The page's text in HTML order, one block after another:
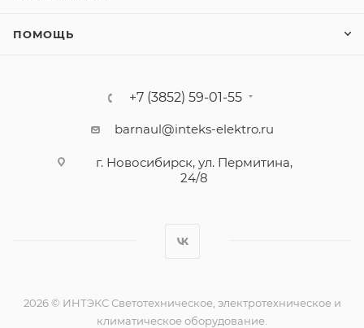
ПОМОЩЬ
+7 (3852) 59-01-55
barnaul@inteks-elektro.ru
г. Новосибирск, ул. Пермитина,
24/8
2026 © ИНТЭКС Светотехническое, электротехническое и
климатическое оборудование.